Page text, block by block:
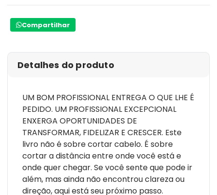
Compartilhar
Detalhes do produto
UM BOM PROFISSIONAL ENTREGA O QUE LHE É
PEDIDO. UM PROFISSIONAL EXCEPCIONAL
ENXERGA OPORTUNIDADES DE
TRANSFORMAR, FIDELIZAR E CRESCER. Este
livro não é sobre cortar cabelo. É sobre
cortar a distância entre onde você está e
onde quer chegar. Se você sente que pode ir
além, mas ainda não encontrou clareza ou
direção, aqui está seu próximo passo.